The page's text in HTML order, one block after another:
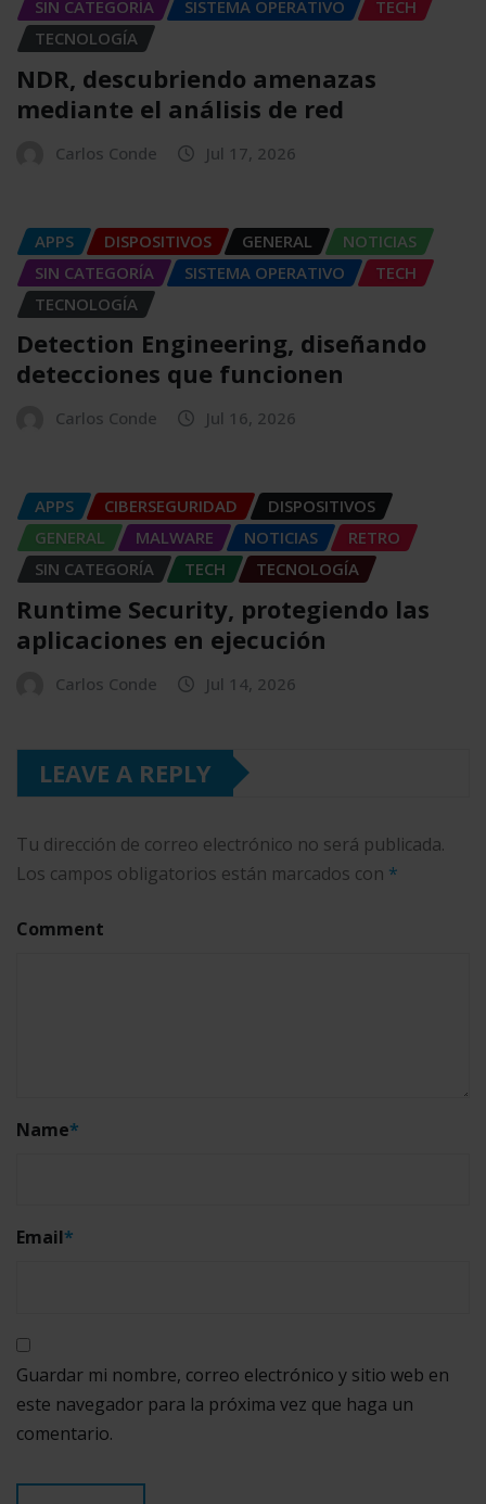
SIN CATEGORÍA SISTEMA OPERATIVO
TECH
TECNOLOGÍA
NDR, descubriendo amenazas
mediante el análisis de red
Carlos Conde Jul 17, 2026
APPS DISPOSITIVOS GENERAL
NOTICIAS
SIN CATEGORÍA
SISTEMA OPERATIVO
TECH
TECNOLOGÍA
Detection Engineering, diseñando
detecciones que funcionen
Carlos Conde Jul 16, 2026
APPS CIBERSEGURIDAD
DISPOSITIVOS
GENERAL
MALWARE NOTICIAS
RETRO
SIN CATEGORÍA
TECH TECNOLOGÍA
Runtime Security, protegiendo las
aplicaciones en ejecución
Carlos Conde Jul 14, 2026
LEAVE A REPLY
Tu dirección de correo electrónico no será publicada.
Los campos obligatorios están marcados con *
Comment
Name*
Email*
Guardar mi nombre, correo electrónico y sitio web en
este navegador para la próxima vez que haga un
comentario.